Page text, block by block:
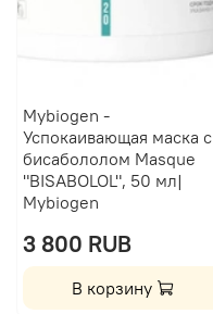
Mybiogen -
Успокаивающая маска с
бисабололом Masque
"BISABOLOL", 50 мл|
Mybiogen
3 800 RUB
В корзину